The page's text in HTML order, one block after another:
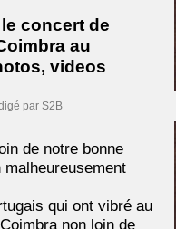
concert de
au
videos
par S2B
de notre bonne
qui ont vibré au
non loin de